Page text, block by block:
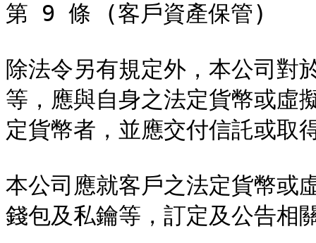
第 9 條 (客戶資產保管)
除法令另有規定外，本公司對
等，應與自身之法定貨幣或虛
定貨幣者，並應交付信託或取
本公司應就客戶之法定貨幣或
錢包及私鑰等，訂定及公告相